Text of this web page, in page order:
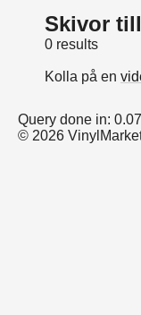
Skivor
0 results
Kolla på en
Query done in:
© 2026